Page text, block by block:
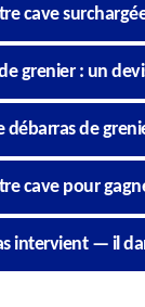
cave
grenier : un
débarras de
cave pour
intervient — il